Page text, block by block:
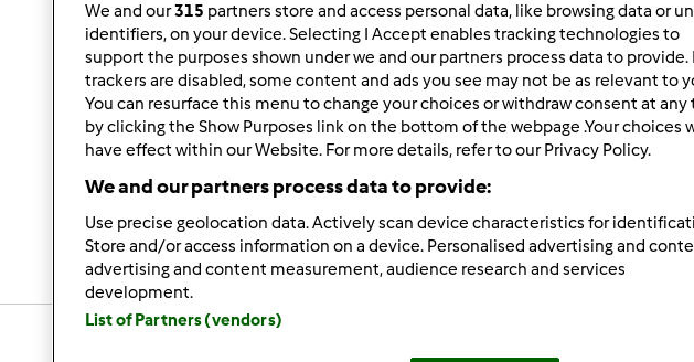
Mer, 12/29/2010 - 21:12
CIAO A TUTTE, SONO ROBY1070 E SONO ISCRITTA DA POCO AL
UN PO IMBRANATA CON IL COMPUTER. E' DA POCO CHE HO IL BIMBY E
IN VOI PER POTER REALIZZARE TANTE GUSTOSE RICETTE
We and our315 partners store and access personal data, like browsing data or
identifiers, on your device. Selecting I Accept enables tracking technologies to
support the purposes shown under we and our partners process data to provide.
trackers are disabled, some content and ads you see may not be as relevant to
You can resurface this menu to change your choices or withdraw consent at any
by clicking the Show Purposes link on the bottom of the webpage .Your choices
have effect within our Website. For more details, refer to our Privacy Policy.
We and our partners process data to provide:
Use precise geolocation data. Actively scan device characteristics for
Store and/or access information on a device. Personalised advertising and
advertising and content measurement, audience research and services
development.
List of Partners (vendors)